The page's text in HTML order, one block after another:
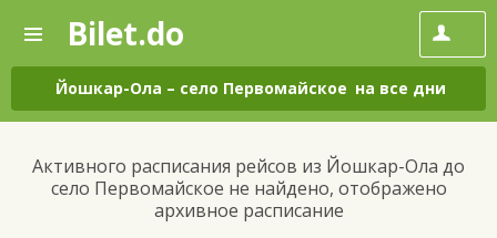
—
Поиск
и
покупка
билетов
автобус
онлайн
Bilet.do
Йошкар-Ола – село Первомайское на все дни
Активного расписания рейсов из Йошкар-Ола до
село Первомайское не найдено, отображено
архивное расписание